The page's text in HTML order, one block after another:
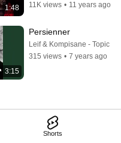
Shorts
1:48
11K views • 11 years ago
3:15
Persienner
Leif & Kompisane - Topic
315 views • 7 years ago